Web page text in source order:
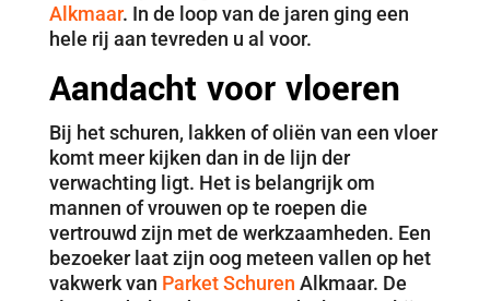
Alkmaar. In de loop van de jaren ging een
hele rij aan tevreden u al voor.
Aandacht voor vloeren
Bij het schuren, lakken of oliën van een vloer
komt meer kijken dan in de lijn der
verwachting ligt. Het is belangrijk om
mannen of vrouwen op te roepen die
vertrouwd zijn met de werkzaamheden. Een
bezoeker laat zijn oog meteen vallen op het
vakwerk van Parket Schuren Alkmaar. De